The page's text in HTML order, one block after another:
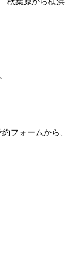
フォームから、